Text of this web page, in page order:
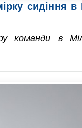
сидіння
команди в